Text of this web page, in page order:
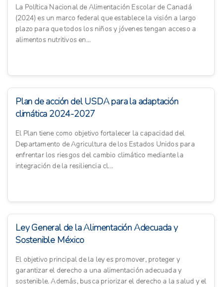
La Política Nacional de Alimentación Escolar de Canadá
(2024) es un marco federal que establece la visión a largo
plazo para que todos los niños y jóvenes tengan acceso a
alimentos nutritivos en...
Plan de acción del USDA para la adaptación
climática 2024-2027
El Plan tiene como objetivo fortalecer la capacidad del
Departamento de Agricultura de los Estados Unidos para
enfrentar los riesgos del cambio climático mediante la
integración de la resiliencia cl...
Ley General de la Alimentación Adecuada y
Sostenible México
El objetivo principal de la ley es promover, proteger y
garantizar el derecho a una alimentación adecuada y
sostenible. Además, busca priorizar el derecho a la salud y el